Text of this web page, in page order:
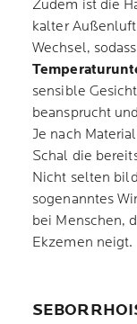
Zudem ist die
kalter
Wechsel,
sensible
beansprucht und
Je nach
Schal die
Nicht selten
sogenanntes
bei Menschen,
Ekzemen neigt.